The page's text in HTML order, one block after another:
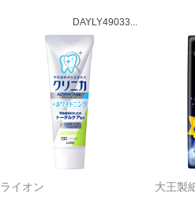
DAYLY49033...
ライオン 大王製